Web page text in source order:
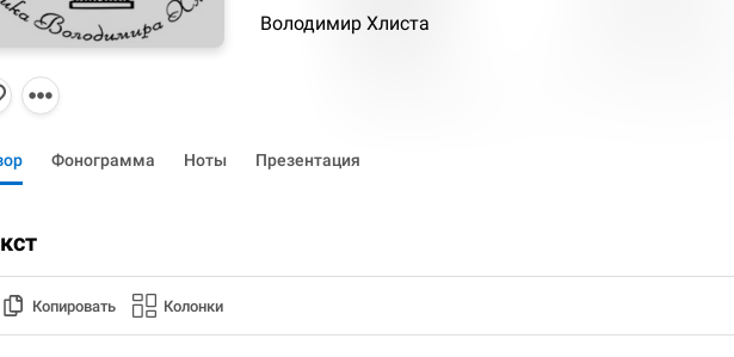
Володимир Хлиста
Фонограмма Ноты Презентация
Копировать Колонки